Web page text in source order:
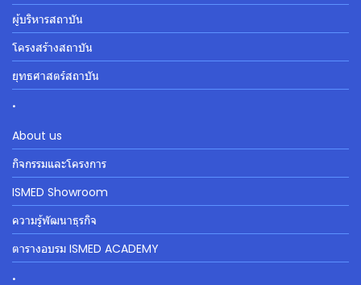
ผู้บริหารสถาบัน
โครงสร้างสถาบัน
ยุทธศาสตร์สถาบัน
.
About us
กิจกรรมและโครงการ
ISMED Showroom
ความรู้พัฒนาธุรกิจ
ตารางอบรม ISMED ACADEMY
.